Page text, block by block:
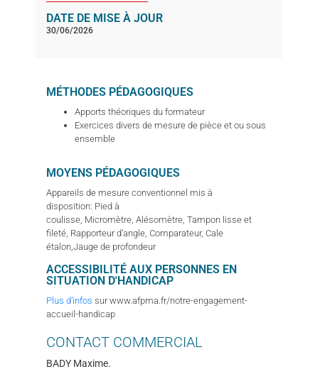
DATE DE MISE À JOUR
30/06/2026
MÉTHODES PÉDAGOGIQUES
Apports théoriques du formateur
Exercices divers de mesure de pièce et ou sous
ensemble
MOYENS PÉDAGOGIQUES
Appareils de mesure conventionnel mis à
disposition: Pied à
coulisse, Micromètre, Alésomètre, Tampon lisse et
fileté, Rapporteur d’angle, Comparateur, Cale
étalon,Jauge de profondeur
ACCESSIBILITÉ AUX PERSONNES EN
SITUATION D'HANDICAP
Plus d’infos sur www.afpma.fr/notre-engagement-
accueil-handicap
CONTACT COMMERCIAL
BADY Maxime.